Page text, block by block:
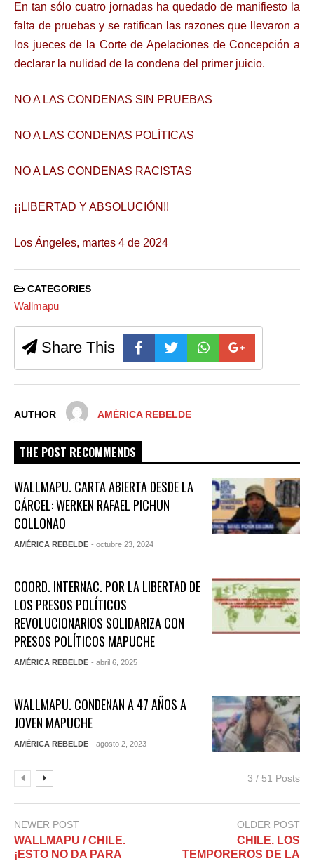
En tan sólo cuatro jornadas ha quedado de manifiesto la
falta de pruebas y se ratifican las razones que llevaron a
los jueces de la Corte de Apelaciones de Concepción a
declarar la nulidad de la condena del primer juicio.
NO A LAS CONDENAS SIN PRUEBAS
NO A LAS CONDENAS POLÍTICAS
NO A LAS CONDENAS RACISTAS
¡¡LIBERTAD Y ABSOLUCIÓN!!
Los Ángeles, martes 4 de 2024
CATEGORIES
Wallmapu
Share This
AUTHOR AMÉRICA REBELDE
THE POST RECOMMENDS
WALLMAPU. CARTA ABIERTA DESDE LA
CÁRCEL: WERKEN RAFAEL PICHUN
COLLONAO
AMÉRICA REBELDE - octubre 23, 2024
COORD. INTERNAC. POR LA LIBERTAD DE
LOS PRESOS POLÍTICOS
REVOLUCIONARIOS SOLIDARIZA CON
PRESOS POLÍTICOS MAPUCHE
AMÉRICA REBELDE - abril 6, 2025
WALLMAPU. CONDENAN A 47 AÑOS A
JOVEN MAPUCHE
AMÉRICA REBELDE - agosto 2, 2023
3 / 51 Posts
NEWER POST
WALLMAPU / CHILE.
¡ESTO NO DA PARA
OLDER POST
CHILE. LOS
TEMPOREROS DE LA